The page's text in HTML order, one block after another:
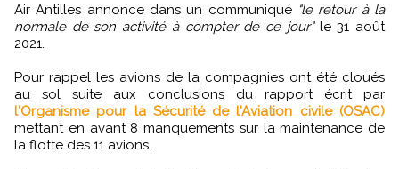
Air Antilles annonce dans un communiqué "le retour à la
normale de son activité à compter de ce jour"le 31 août
2021.
Pour rappel les avions de la compagnies ont été cloués
au sol suite aux conclusions du rapport écrit par
l'Organisme pour la Sécurité de l'Aviation civile (OSAC)
mettant en avant 8 manquements sur la maintenance de
la flotte des 11 avions.